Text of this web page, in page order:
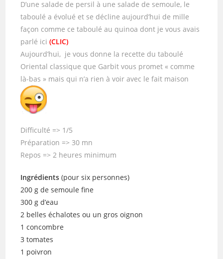
D’une salade de persil à une salade de semoule, le
taboulé a évolué et se décline aujourd’hui de mille
façon comme ce taboulé au quinoa dont je vous avais
parlé ici(CLIC)
Aujourd’hui, je vous donne la recette du taboulé
Oriental classique que Garbit vous promet « comme
là-bas » mais qui n’a rien à voir avec le fait maison
Difficulté => 1/5
Préparation => 30 mn
Repos => 2 heures minimum
Ingrédients (pour six personnes)
200 g de semoule fine
300 g d’eau
2 belles échalotes ou un gros oignon
1 concombre
3 tomates
1 poivron